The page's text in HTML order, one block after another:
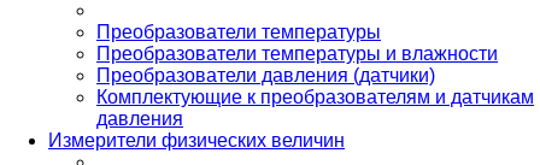
Преобразователи температуры
Преобразователи температуры и влажности
Преобразователи давления (датчики)
Комплектующие к преобразователям и датчикам
давления
Измерители физических величин